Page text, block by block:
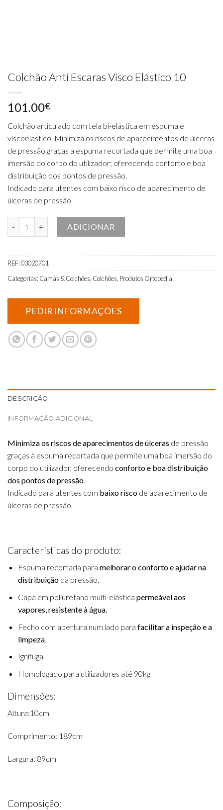
Colchão Anti Escaras Visco Elástico 10
101.00€
Colchão articulado com tela bi-elástica em espuma e
viscoelastico. Minimiza os riscos de aparecimentos de úlceras
de pressão graças a espuma recortada que permite uma boa
imersão do corpo do utilizador; oferecendo conforto e boa
distribuição dos pontos de pressão.
Indicado para utentes com baixo risco de aparecimento de
úlceras de pressão.
ADICIONAR
REF:03020701
Categorias: Camas & Colchões Colchões Produtos Ortopedia
DESCRIÇÃO
INFORMAÇÃO ADICIONAL
Minimiza os riscos de aparecimentos de úlceras de pressão
graças à espuma recortada que permite uma boa imersão do
corpo do utilizador, oferecendo conforto e boa distribuição
dos pontos de pressão.
Indicado para utentes com baixo risco de aparecimento de
úlceras de pressão.
Características do produto:
Espuma recortada para melhorar o conforto e ajudar na
distribuiçãoda pressão.
Capa em poliuretano multi-elástica permeável aos
vapores, resistente à água.
Fecho com abertura num lado para facilitar a inspeção e a
limpeza.
Ignifuga.
Homologado para utilizadores até 90kg
Dimensões:
Altura:10cm
Comprimento: 189cm
Largura: 89cm
Composição: